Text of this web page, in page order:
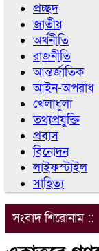
প্রচ্ছদ
জাতীয়
অর্থনীতি
রাজনীতি
আন্তর্জাতিক
আইন-অপরাধ
খেলাধুলা
তথ্যপ্রযুক্তি
প্রবাস
বিনোদন
লাইফস্টাইল
সাহিত্য
সংবাদ শিরোনাম ::
ডিপজলের